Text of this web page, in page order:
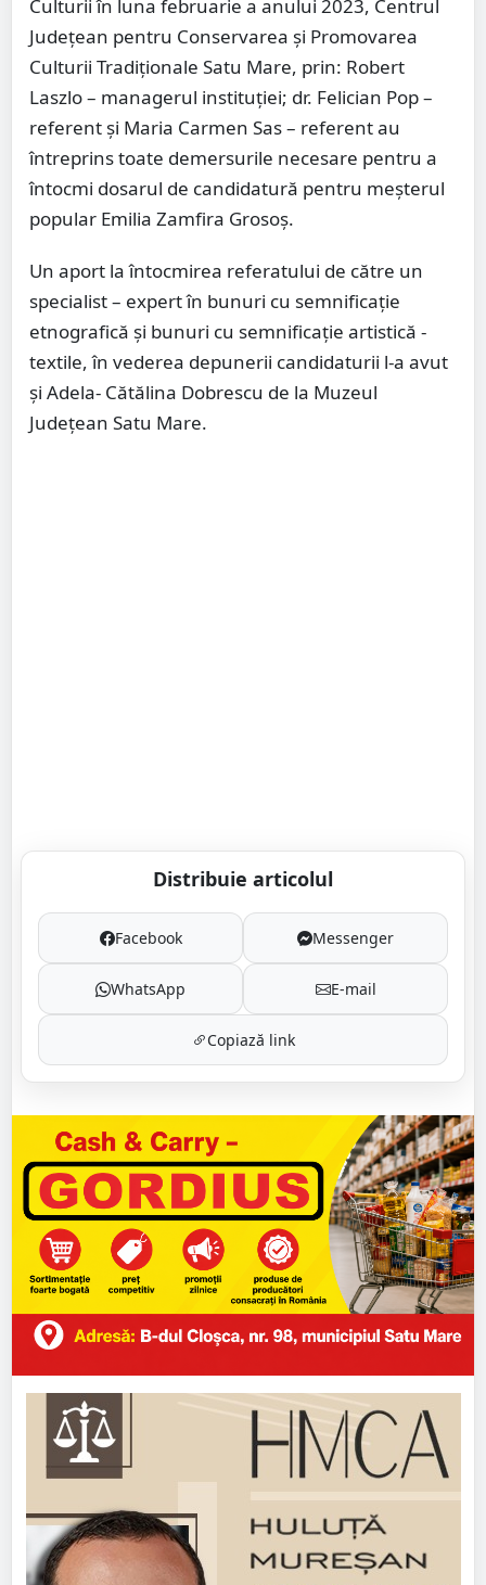
Culturii în luna februarie a anului 2023, Centrul
Județean pentru Conservarea și Promovarea
Culturii Tradiționale Satu Mare, prin: Robert
Laszlo – managerul instituției; dr. Felician Pop –
referent și Maria Carmen Sas – referent au
întreprins toate demersurile necesare pentru a
întocmi dosarul de candidatură pentru meșterul
popular Emilia Zamfira Grosoș.
Un aport la întocmirea referatului de către un
specialist – expert în bunuri cu semnificație
etnografică și bunuri cu semnificație artistică -
textile, în vederea depunerii candidaturii l-a avut
și Adela- Cătălina Dobrescu de la Muzeul
Județean Satu Mare.
Distribuie articolul
Facebook Messenger
WhatsApp E-mail
Copiază link